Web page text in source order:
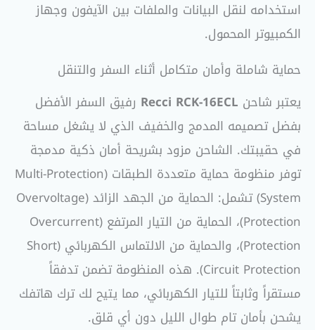
استخدامه لنقل البيانات والملفات بين الآيفون وجهاز
الكمبيوتر المحمول.
حماية شاملة وأمان متكامل أثناء السفر والتنقل
يعتبر شاحن Recci RCK-16ECL رفيق السفر الأفضل
بفضل تصميمه المدمج والخفيف الذي لا يشغل مساحة
في حقيبتك. الشاحن مزود بشريحة أمان ذكية مدمجة
توفر منظومة حماية متعددة الطبقات (Multi-Protection
System) تشمل: الحماية من الجهد الزائد (Overvoltage
Protection)، الحماية من التيار المرتفع (Overcurrent
Protection)، والحماية من الالتماس الكهربائي (Short
Circuit Protection). هذه المنظومة تضمن تدفقاً
مستقراً وثابتاً للتيار الكهربائي، مما يتيح لك ترك هاتفك
يشحن بأمان تام طوال الليل دون أي قلق.